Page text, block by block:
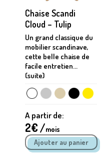
Chaise Scandi
Cloud – Tulip
Un grand classique du
mobilier scandinave,
cette belle chaise de
facile entretien...
(suite)
A partir de:
2€ /mois